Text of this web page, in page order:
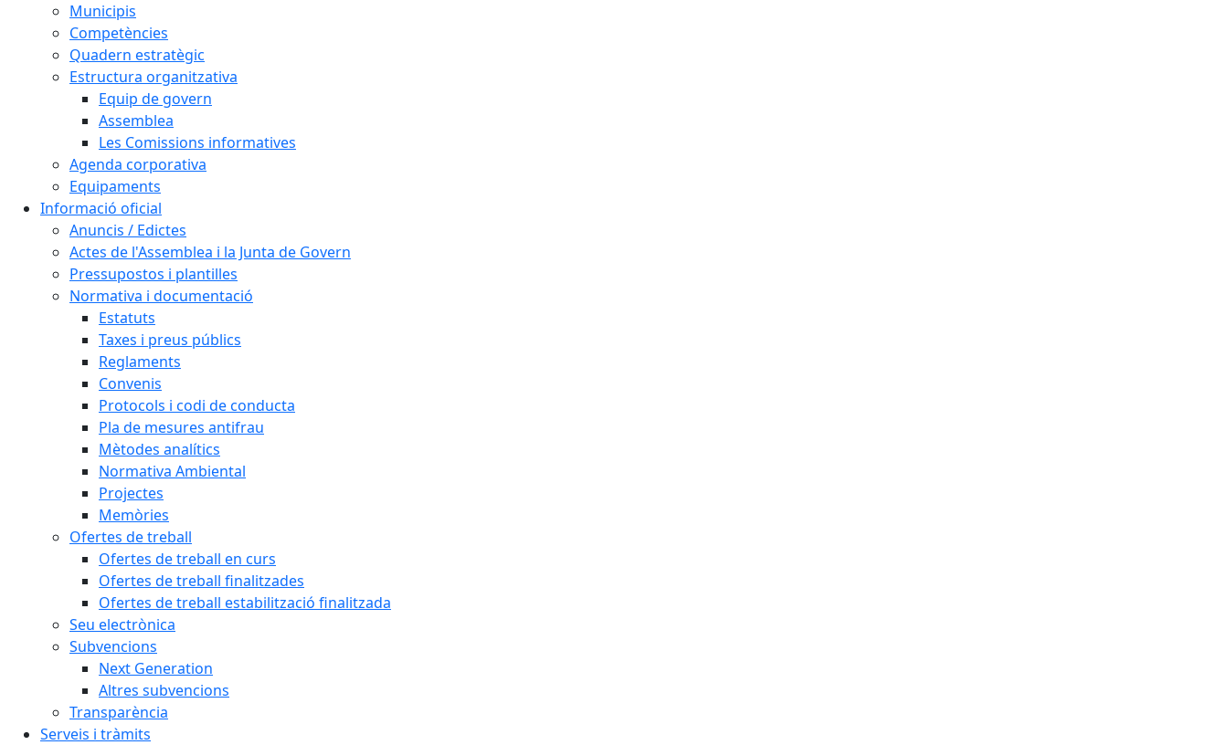
Municipis
Competències
Quadern estratègic
Estructura organitzativa
Equip de govern
Assemblea
Les Comissions informatives
Agenda corporativa
Equipaments
Informació oficial
Anuncis / Edictes
Actes de l'Assemblea i la Junta de Govern
Pressupostos i plantilles
Normativa i documentació
Estatuts
Taxes i preus públics
Reglaments
Convenis
Protocols i codi de conducta
Pla de mesures antifrau
Mètodes analítics
Normativa Ambiental
Projectes
Memòries
Ofertes de treball
Ofertes de treball en curs
Ofertes de treball finalitzades
Ofertes de treball estabilització finalitzada
Seu electrònica
Subvencions
Next Generation
Altres subvencions
Transparència
Serveis i tràmits